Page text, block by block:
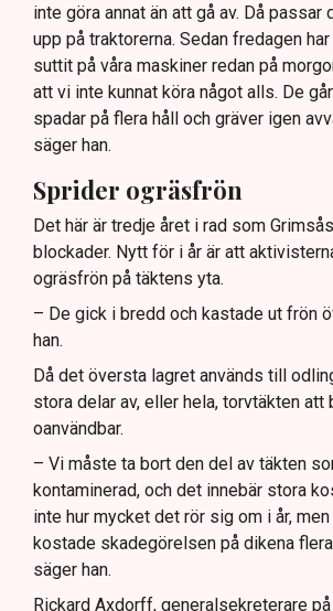
inte göra annat än att gå av. Då passar
upp på traktorerna. Sedan fredagen
suttit på våra maskiner redan på
att vi inte kunnat köra något alls. De
spadar på flera håll och gräver igen
säger han.
Sprider ogräsfrön
Det här är tredje året i rad som
blockader. Nytt för i år är att
ogräsfrön på täktens yta.
– De gick i bredd och kastade ut frön
han.
Då det översta lagret används till
stora delar av, eller hela, torvtäkten att
oanvändbar.
– Vi måste ta bort den del av täkten
kontaminerad, och det innebär stora
inte hur mycket det rör sig om i år,
kostade skadegörelsen på dikena
säger han.
Rickard Axdorff, generalsekreterare